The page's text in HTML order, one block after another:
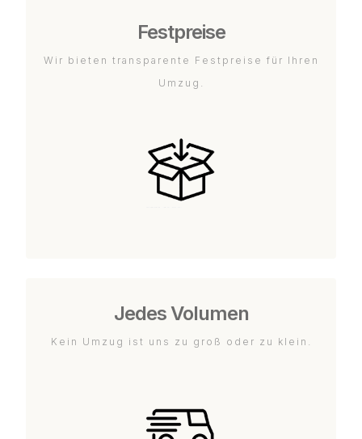
Festpreise
Wir bieten transparente Festpreise für Ihren
Umzug.
Jedes Volumen
Kein Umzug ist uns zu groß oder zu klein.